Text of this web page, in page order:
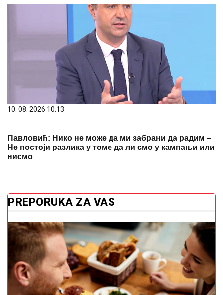
10. 08. 2026 10:13
Павловић: Нико не може да ми забрани да радим –
Не постоји разлика у томе да ли смо у кампањи или
нисмо
PREPORUKA ZA VAS